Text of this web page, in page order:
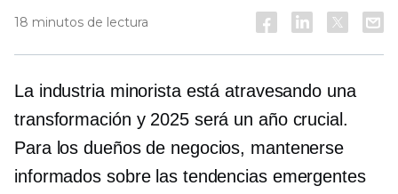
18 minutos de lectura
La industria minorista está atravesando una
transformación y 2025 será un año crucial.
Para los dueños de negocios, mantenerse
informados sobre las tendencias emergentes